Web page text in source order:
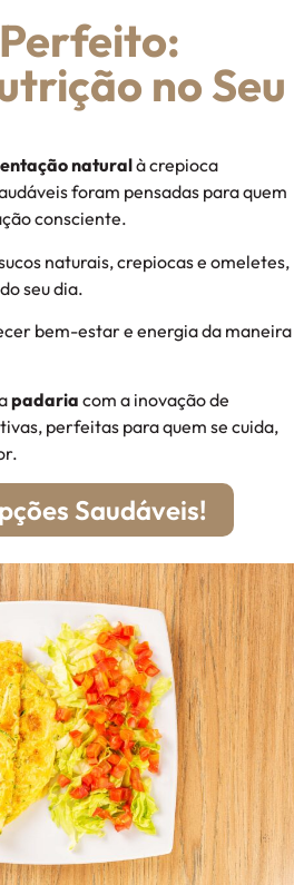
no Seu
naturalà crepioca
foram pensadas para quem
consciente.
naturais, crepiocas e omeletes,
seu dia.
bem-estar e energia da maneira
padaria com a inovação de
perfeitas para quem se cuida,
Saudáveis!